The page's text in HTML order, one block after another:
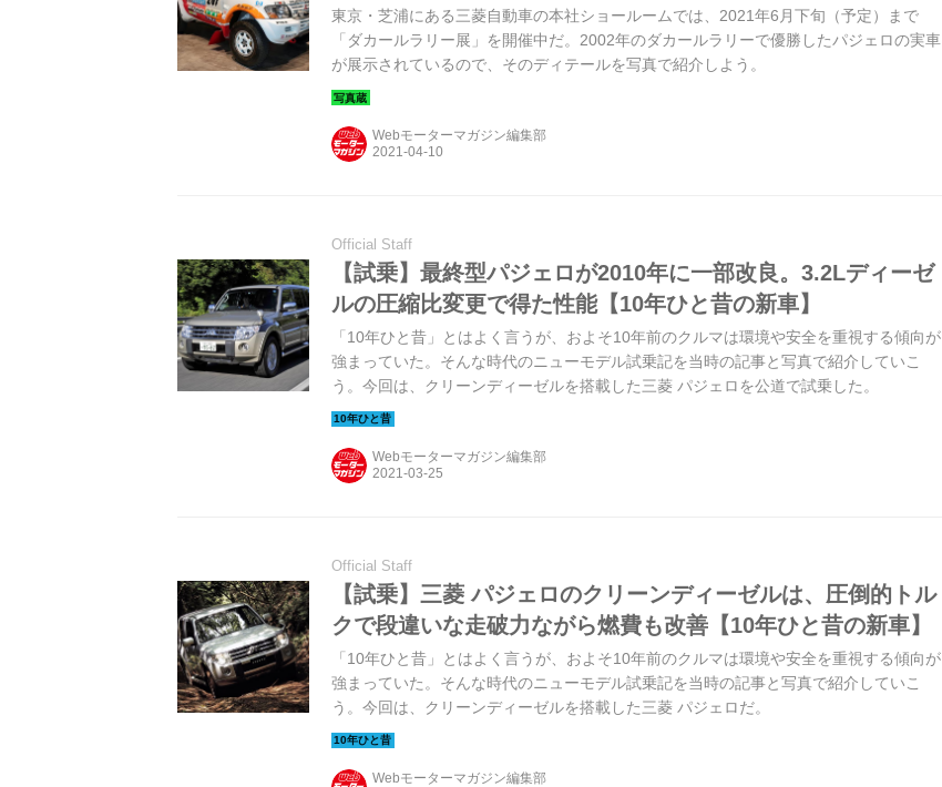
東京・芝浦にある三菱自動車の本社ショールームでは、2021年6月下旬（予定）まで
「ダカールラリー展」を開催中だ。2002年のダカールラリーで優勝したパジェロの実車
が展示されているので、そのディテールを写真で紹介しよう。
Webモーターマガジン編集部
Official Staff
【試乗】最終型パジェロが2010年に一部改良。3.2Lディーゼ
ルの圧縮比変更で得た性能【10年ひと昔の新車】
「10年ひと昔」とはよく言うが、およそ10年前のクルマは環境や安全を重視する傾向が
強まっていた。そんな時代のニューモデル試乗記を当時の記事と写真で紹介していこ
う。今回は、クリーンディーゼルを搭載した三菱 パジェロを公道で試乗した。
Webモーターマガジン編集部
Official Staff
【試乗】三菱 パジェロのクリーンディーゼルは、圧倒的トル
クで段違いな走破力ながら燃費も改善【10年ひと昔の新車】
「10年ひと昔」とはよく言うが、およそ10年前のクルマは環境や安全を重視する傾向が
強まっていた。そんな時代のニューモデル試乗記を当時の記事と写真で紹介していこ
う。今回は、クリーンディーゼルを搭載した三菱 パジェロだ。
Webモーターマガジン編集部